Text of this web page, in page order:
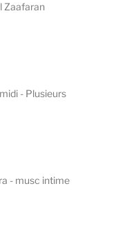
Zaafaran
- Plusieurs
- musc intime